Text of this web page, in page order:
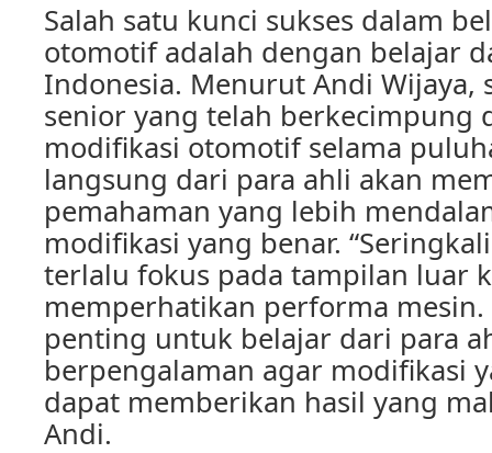
Salah satu kunci sukses dalam
otomotif adalah dengan belajar
Indonesia. Menurut Andi Wijaya,
senior yang telah berkecimpung
modifikasi otomotif selama
langsung dari para ahli akan
pemahaman yang lebih
modifikasi yang benar.
terlalu fokus pada tampilan luar
memperhatikan performa
penting untuk belajar dari para
berpengalaman agar modifikasi
dapat memberikan hasil yang
Andi.